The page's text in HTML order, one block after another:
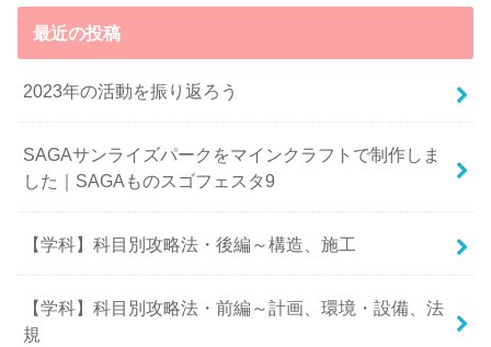
最近の投稿
2023年の活動を振り返ろう
SAGAサンライズパークをマインクラフトで制作しま
した｜SAGAものスゴフェスタ9
【学科】科目別攻略法・後編～構造、施工
【学科】科目別攻略法・前編～計画、環境・設備、法
規